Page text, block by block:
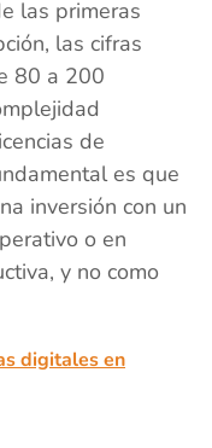
las primeras
las cifras
80 a 200
de
es que
inversión con un
o en
y no como
digitales en